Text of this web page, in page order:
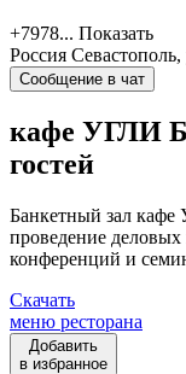
+7978... Показать
Россия Севастополь,
Сообщение в чат
кафе УГЛИ
гостей
Банкетный зал кафе
проведение деловых
конференций и
Скачать
меню ресторана
Добавить
в избранное